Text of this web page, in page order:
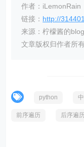
作者：iLemonRain
链接： http://
来源：柠檬酱的blog
文章版权归作者所
python
前序遍历 后序遍